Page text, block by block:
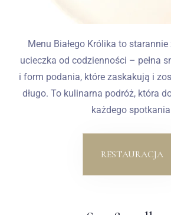
Menu Białego Królika to
ucieczka od codzienności – pełna
i form podania, które zaskakują i
długo. To kulinarna podróż, która
każdego
RESTAURACJA